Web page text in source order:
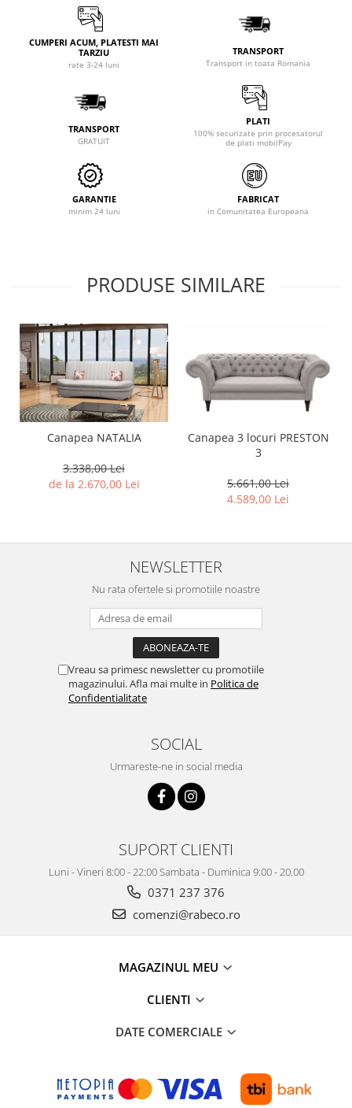
CUMPERI ACUM, PLATESTI MAI
TARZIU
rate 3-24 luni
TRANSPORT
Transport in toata Romania
TRANSPORT
GRATUIT
PLATI
100% securizate prin procesatorul
de plati mobilPay
GARANTIE
minim 24 luni
FABRICAT
in Comunitatea Europeana
PRODUSE SIMILARE
Canapea NATALIA
3.338,00 Lei
de la 2.670,00 Lei
Canapea 3 locuri PRESTON
3
5.661,00 Lei
4.589,00 Lei
NEWSLETTER
Nu rata ofertele si promotiile noastre
Vreau sa primesc newsletter cu promotiile
magazinului. Afla mai multe in Politica de
Confidentialitate
SOCIAL
Urmareste-ne in social media
SUPORT CLIENTI
Luni - Vineri 8:00 - 22:00 Sambata - Duminica 9:00 - 20.00
0371 237 376
comenzi@rabeco.ro
MAGAZINUL MEU
CLIENTI
DATE COMERCIALE